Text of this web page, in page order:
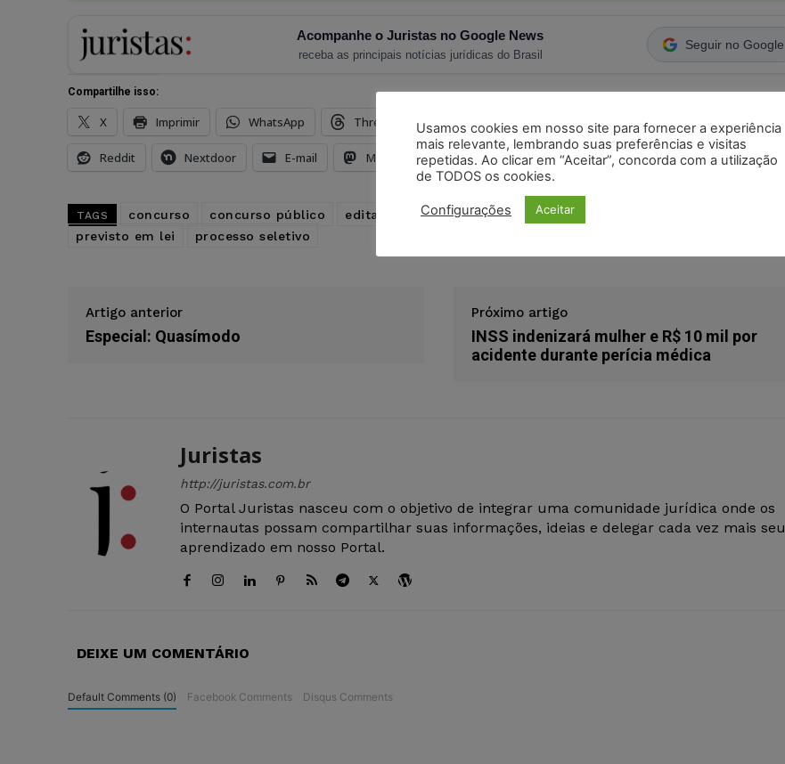
Acompanhe o Juristas no Google News
receba as principais notícias jurídicas do Brasil
Seguir no Google
Compartilhe isso:
X Imprimir WhatsApp Threads Facebook Telegram Pinterest Tumblr
Reddit Nextdoor E-mail Mastodon LinkedIn
TAGS concurso concurso público edital limite de idade militar
previsto em lei
processo seletivo
Artigo anterior
Especial: Quasímodo
Próximo artigo
INSS indenizará mulher e R$ 10 mil por
acidente durante perícia médica
Juristas
http://juristas.com.br
O Portal Juristas nasceu com o objetivo de integrar uma comunidade jurídica onde os
internautas possam compartilhar suas informações, ideias e delegar cada vez mais seu
aprendizado em nosso Portal.
DEIXE UM COMENTÁRIO
Default Comments (0) Facebook Comments Disqus Comments
Usamos cookies em nosso site para fornecer a experiência
mais relevante, lembrando suas preferências e visitas
repetidas. Ao clicar em “Aceitar”, concorda com a utilização
de TODOS os cookies.
Configurações Aceitar